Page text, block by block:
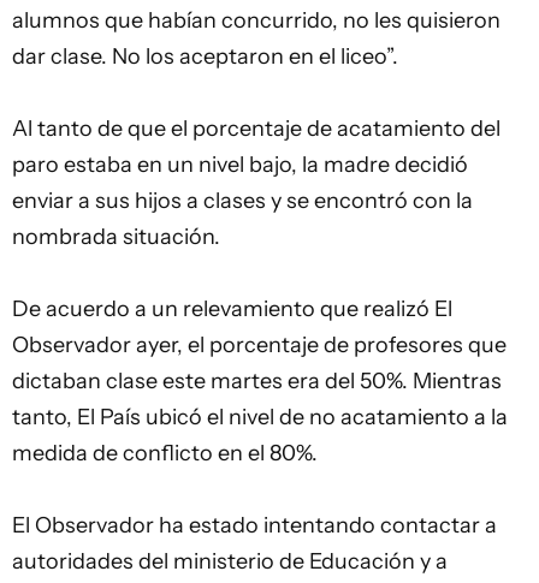
alumnos que habían concurrido, no les quisieron
dar clase. No los aceptaron en el liceo”.
Al tanto de que el porcentaje de acatamiento del
paro estaba en un nivel bajo, la madre decidió
enviar a sus hijos a clases y se encontró con la
nombrada situación.
De acuerdo a un relevamiento que realizó El
Observador ayer, el porcentaje de profesores que
dictaban clase este martes era del 50%. Mientras
tanto, El País ubicó el nivel de no acatamiento a la
medida de conflicto en el 80%.
El Observador ha estado intentando contactar a
autoridades del ministerio de Educación y a